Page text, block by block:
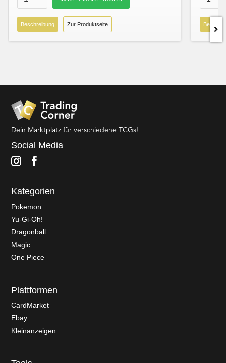
Beschreibung Zur Produktseite
Dein Marktplatz für verschiedene TCGs!
Social Media
Kategorien
Pokemon
Yu-Gi-Oh!
Dragonball
Magic
One Piece
Plattformen
CardMarket
Ebay
Kleinanzeigen